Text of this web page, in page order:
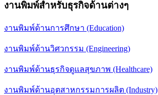
งานพิมพ์สำหรับธุรกิจด้านต่างๆ
งานพิมพ์ด้านการศึกษา (Education)
งานพิมพ์ด้านวิศวกรรม (Engineering)
งานพิมพ์ด้านธุรกิจดูแลสุขภาพ (Healthcare)
งานพิมพ์ด้านอุตสาหกรรมการผลิต (Industry)